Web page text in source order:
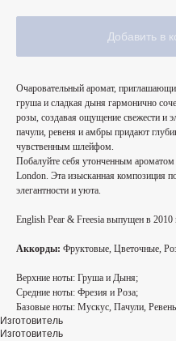
Добавить в
Очаровательный аромат,
груша и сладкая дыня гармонично
розы, создавая ощущение свежести и
пачули, ревеня и амбры придают
чувственным шлейфом.
Побалуйте себя утонченным
London. Эта изысканная композиция
элегантности и уюта.
English Pear & Freesia выпущен в 2010
Аккорды: Фруктовые, Цветочные,
Верхние ноты: Груша и Дыня;
Средние ноты: Фрезия и Роза;
Базовые ноты: Мускус, Пачули,
Изготовитель
Изготовитель